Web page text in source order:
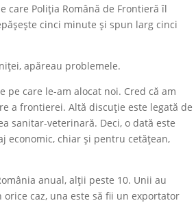
care Poliția Română de Frontieră îl
cinci minute și spun larg cinci
apăreau problemele.
pe care le-am alocat noi. Cred că am
a frontierei. Altă discuție este legată de
sanitar-veterinară. Deci, o dată este
economic, chiar și pentru cetățean,
anual, alții peste 10. Unii au
caz, una este să fii un exportator